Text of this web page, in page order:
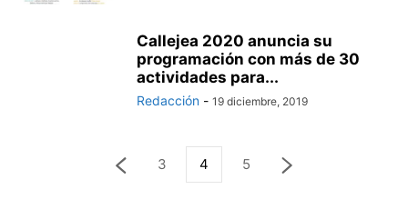
Callejea 2020 anuncia su
programación con más de 30
actividades para...
Redacción - 19 diciembre, 2019
3 4 5